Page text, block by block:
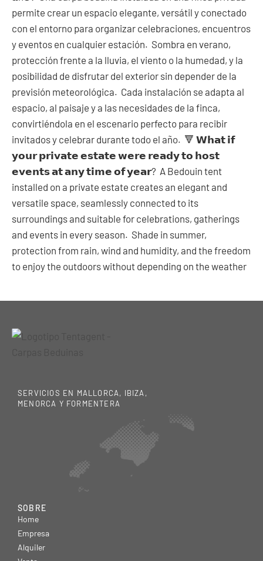
SERVICIOS EN MALLORCA, IBIZA,
MENORCA Y FORMENTERA
SOBRE
Home
Empresa
Alquiler